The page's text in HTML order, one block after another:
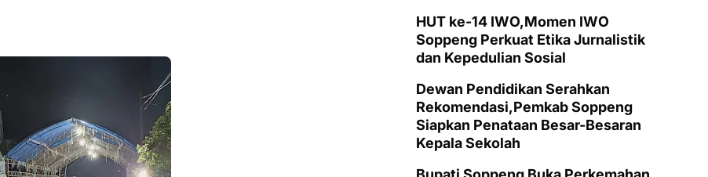
HUT ke-14 IWO,Momen IWO
Soppeng Perkuat Etika Jurnalistik
dan Kepedulian Sosial
Dewan Pendidikan Serahkan
Rekomendasi,Pemkab Soppeng
Siapkan Penataan Besar-Besaran
Kepala Sekolah